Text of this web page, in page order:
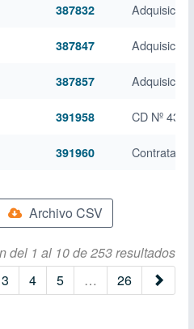
387832
387847
387857
391958 CD Nº 43
391960
Archivo CSV
del 1 al 10 de 253 resultados
3 4 5 … 26